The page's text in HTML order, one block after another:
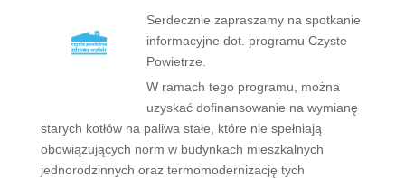
Serdecznie zapraszamy na spotkanie
informacyjne dot. programu Czyste
Powietrze.
W ramach tego programu, można
uzyskać dofinansowanie na wymianę
starych kotłów na paliwa stałe, które nie spełniają
obowiązujących norm w budynkach mieszkalnych
jednorodzinnych oraz termomodernizację tych